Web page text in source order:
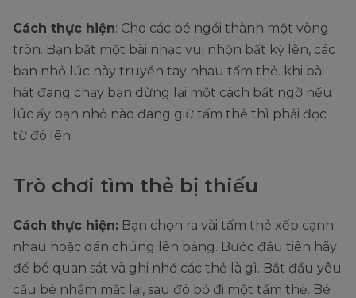
Cách thực hiện: Cho các bé ngồi thành một vòng
tròn. Bạn bật một bài nhạc vui nhộn bất kỳ lên, các
bạn nhỏ lúc này truyền tay nhau tấm thẻ. khi bài
hát đang chạy bạn dừng lại một cách bất ngờ nếu
lúc ấy bạn nhỏ nào đang giữ tấm thẻ thì phải đọc
từ đó lên.
Trò chơi tìm thẻ bị thiếu
Cách thực hiện: Bạn chọn ra vài tấm thẻ xếp cạnh
nhau hoặc dán chúng lên bảng. Bước đầu tiên hãy
để bé quan sát và ghi nhớ các thẻ là gì. Bắt đầu yêu
cầu bé nhắm mắt lại, sau đó bỏ đi một tấm thẻ. Bé